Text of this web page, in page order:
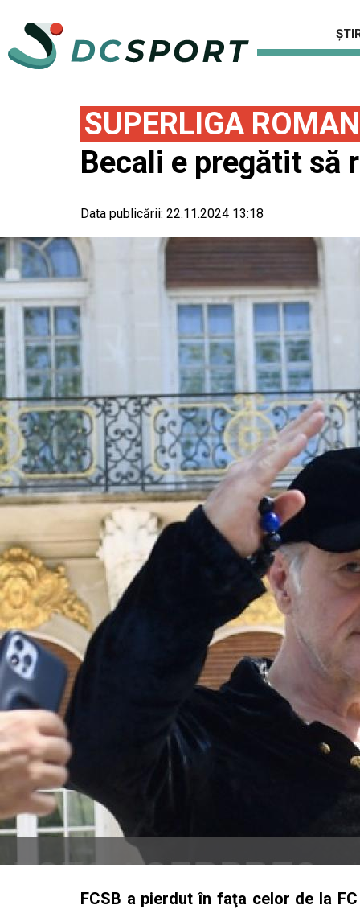
SUPERLIGA
Becali e pregătit să
Data publicării: 22.11.2024 13:18
FCSB a pierdut în faţa celor de la